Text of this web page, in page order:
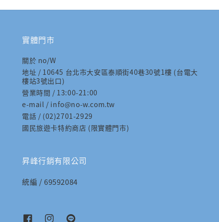
實體門市
關於 no/W
地址 / 10645 台北市大安區泰順街40巷30號1樓 (台電大
樓站3號出口)
營業時間 / 13:00-21:00
e-mail / info@no-w.com.tw
電話 / (02)2701-2929
國民旅遊卡特約商店 (限實體門市)
昇峰行銷有限公司
統編 / 69592084